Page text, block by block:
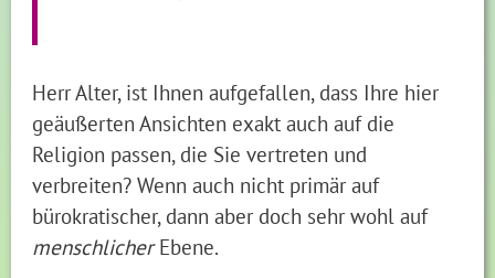
Herr Alter, ist Ihnen aufgefallen, dass Ihre hier
geäußerten Ansichten exakt auch auf die
Religion passen, die Sie vertreten und
verbreiten? Wenn auch nicht primär auf
bürokratischer, dann aber doch sehr wohl auf
menschlicherEbene.